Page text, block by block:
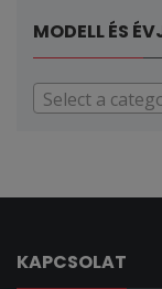
MODELL ÉS
Select a
KAPCSOLAT